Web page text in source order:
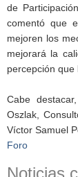
de
comentó que
mejoren los
mejorará la
percepción que
Cabe
Oszlak,
Víctor Samuel
Foro